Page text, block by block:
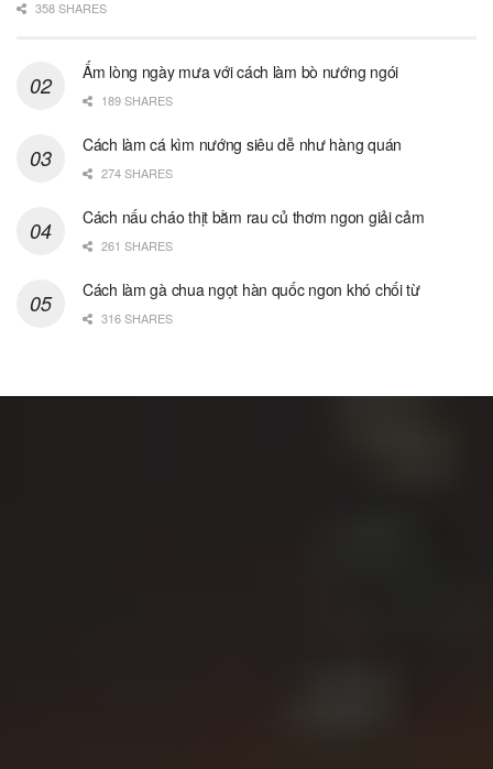
358 SHARES
Ấm lòng ngày mưa với cách làm bò nướng ngói
189 SHARES
Cách làm cá kìm nướng siêu dễ như hàng quán
274 SHARES
Cách nấu cháo thịt bằm rau củ thơm ngon giải cảm
261 SHARES
Cách làm gà chua ngọt hàn quốc ngon khó chối từ
316 SHARES